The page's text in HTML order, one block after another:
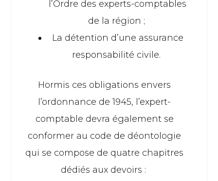
l’Ordre des experts-comptables
de la région ;
La détention d’une assurance
responsabilité civile.
Hormis ces obligations envers
l’ordonnance de 1945, l’expert-
comptable devra également se
conformer au code de déontologie
qui se compose de quatre chapitres
dédiés aux devoirs :